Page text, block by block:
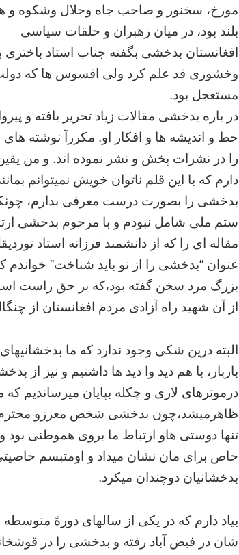
مورخ، سخنور و صاحب جاه وجلال وشکوه و
بلند بود، در میان رهبران و حلقات سیاسی
افغانستان بدخشی بگفته جناب استاد باختری
وخشوری قد علم کرد ولی افسوس ها که
مستعجل بود.
در باره بدخشی مقالات زیاد تحریر یافته و
خط و اندیشه ها و افکار او. مکررآ نوشته های
را
در نشرات پخش و نشر نموده اند. و من
دارم که با این قلم ناتوان خویش نمیتوانم
بدخشی را بصورت درست معرفی بدارم،
ستم ملی شامل نبودم و با مرحوم بدخشی
مقاله ای را که از دانشمند فرزانه استاد
عنوان “بدخشی را از نو باید شناخت” خواندم
بزرگ مرد سخن گفته بود،که بر حق راست
از
آن شهید راه آزادی مردم افغانستان از
البته درین شکی وجود ندارد که ما بدخشانیهای
باربار، با هم دید وا دید ها داشتیم و نیز از
درموترهای لاری و چکله بپایان میرساندیم که
ظاهرمیشد،چون بدخشی شخص معززو
تنها دوستی هاو ارتباط ما بروی هموطنی بود و
خاص برای مان نشان میداد و اومتبسم
بدخشانیان دوچندان میکرد.
بیاد دارم که در یکی از سالهای دورهً متوسطه
شان در فیض آباد رفته و بدخشی را در